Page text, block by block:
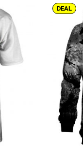
DEAL